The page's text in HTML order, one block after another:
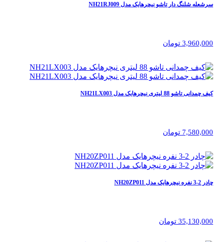
سرشعله شلنگ دار تاشو نیچرهایک مدل NH21RJ009
3,960,000 تومان
کیف چمدانی تاشو 88 لیتری نیچرهایک مدل NH21LX003
7,580,000 تومان
چادر 2-3 نفره نیچرهایک مدل NH20ZP011
35,130,000 تومان